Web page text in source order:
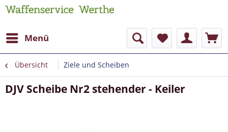
Menü
Übersicht Ziele und Scheiben
DJV Scheibe Nr2 stehender - Keiler